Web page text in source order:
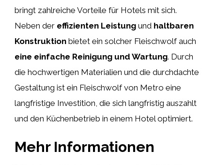
bringt zahlreiche Vorteile für Hotels mit sich.
Neben der effizienten Leistung und haltbaren
Konstruktion bietet ein solcher Fleischwolf auch
eine einfache Reinigung und Wartung. Durch
die hochwertigen Materialien und die durchdachte
Gestaltung ist ein Fleischwolf von Metro eine
langfristige Investition, die sich langfristig auszahlt
und den Küchenbetrieb in einem Hotel optimiert.
Mehr Informationen